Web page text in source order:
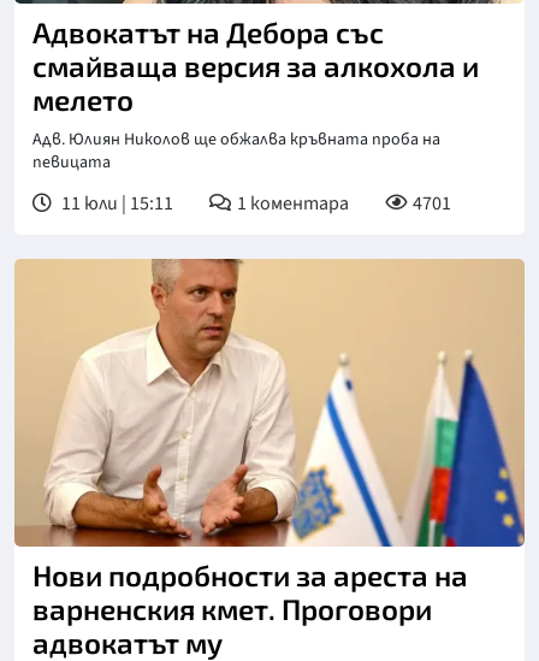
Адвокатът на Дебора със
смайваща версия за алкохола и
мелето
Адв. Юлиян Николов ще обжалва кръвната проба на
певицата
11 юли | 15:11 1 коментара 4701
Нови подробности за ареста на
варненския кмет. Проговори
адвокатът му